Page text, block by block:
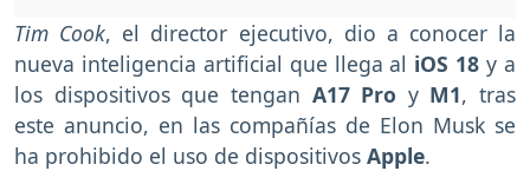
Tim Cook, el director ejecutivo, dio a conocer la
nueva inteligencia artificial que llega al iOS 18y a
los dispositivos que tengan A17 Pro y M1, tras
este anuncio, en las compañías de Elon Musk se
ha prohibido el uso de dispositivos Apple.